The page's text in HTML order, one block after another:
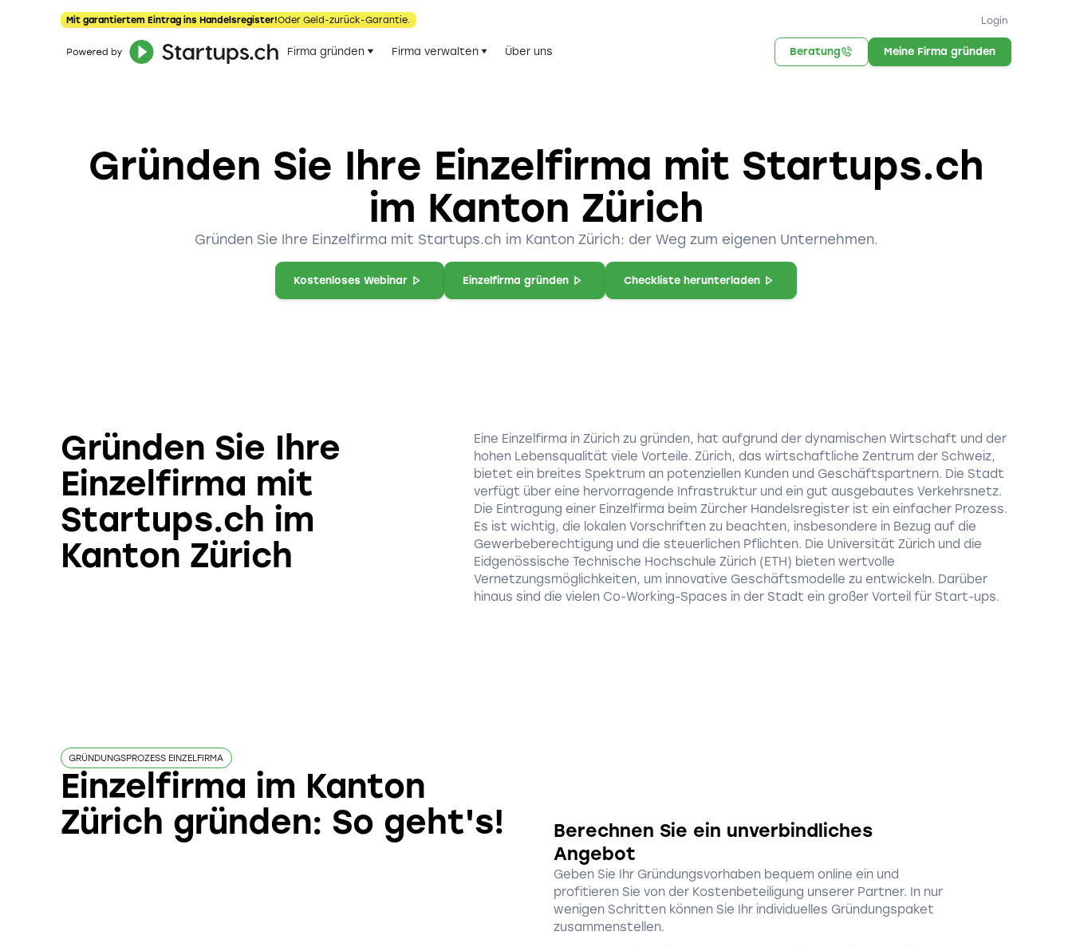
Mit garantiertem Eintrag ins Handelsregister!Oder Geld-zurück-Garantie. Login
Firma gründen Firma verwalten Über uns Beratung Meine Firma gründen
Gründen Sie Ihre Einzelfirma mit Startups.ch
im Kanton Zürich
Gründen Sie Ihre Einzelfirma mit Startups.ch im Kanton Zürich: der Weg zum eigenen Unternehmen.
Kostenloses Webinar Einzelfirma gründen Checkliste herunterladen
Gründen Sie Ihre
Einzelfirma mit
Startups.ch im
Kanton Zürich
Eine Einzelfirma in Zürich zu gründen, hat aufgrund der dynamischen Wirtschaft und der
hohen Lebensqualität viele Vorteile. Zürich, das wirtschaftliche Zentrum der Schweiz,
bietet ein breites Spektrum an potenziellen Kunden und Geschäftspartnern. Die Stadt
verfügt über eine hervorragende Infrastruktur und ein gut ausgebautes Verkehrsnetz.
Die Eintragung einer Einzelfirma beim Zürcher Handelsregister ist ein einfacher Prozess.
Es ist wichtig, die lokalen Vorschriften zu beachten, insbesondere in Bezug auf die
Gewerbeberechtigung und die steuerlichen Pflichten. Die Universität Zürich und die
Eidgenössische Technische Hochschule Zürich (ETH) bieten wertvolle
Vernetzungsmöglichkeiten, um innovative Geschäftsmodelle zu entwickeln. Darüber
hinaus sind die vielen Co-Working-Spaces in der Stadt ein großer Vorteil für Start-ups.
GRÜNDUNGSPROZESS EINZELFIRMA
Einzelfirma im Kanton
Zürich gründen: So geht's!
Berechnen Sie ein unverbindliches
Angebot
Geben Sie Ihr Gründungsvorhaben bequem online ein und
profitieren Sie von der Kostenbeteiligung unserer Partner. In nur
wenigen Schritten können Sie Ihr individuelles Gründungspaket
zusammenstellen.